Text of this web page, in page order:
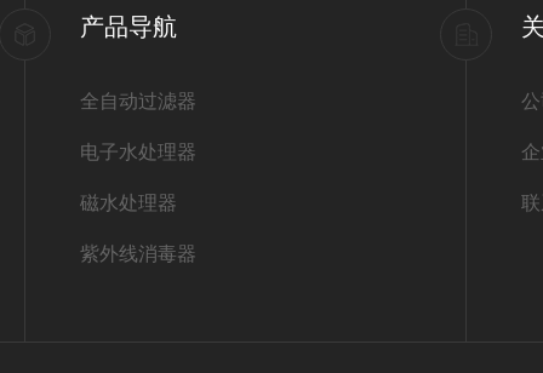
产品导航
全自动过滤器
电子水处理器
磁水处理器
紫外线消毒器